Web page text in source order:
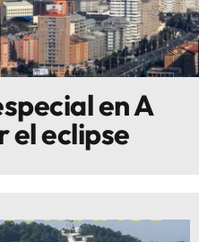
en A
el eclipse